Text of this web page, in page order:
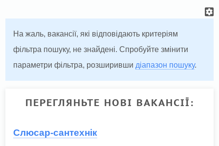
На жаль, вакансії, які відповідають критеріям
фільтра пошуку, не знайдені. Спробуйте змінити
параметри фільтра, розширивши діапазон пошуку.
ПЕРЕГЛЯНЬТЕ НОВІ ВАКАНСІЇ:
Слюсар-сантехнік